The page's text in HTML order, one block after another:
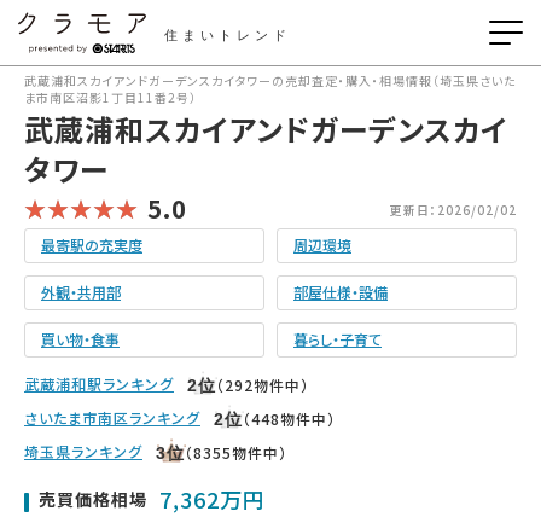
住まいトレンド
武蔵浦和スカイアンドガーデンスカイタワーの売却査定・購入・相場情報（埼玉県さいた
ま市南区沼影1丁目11番2号）
武蔵浦和スカイアンドガーデンスカイ
タワー
5.0 更新日：2026/02/02
最寄駅の充実度 周辺環境
外観・共用部 部屋仕様・設備
買い物・食事 暮らし・子育て
武蔵浦和駅ランキング 2位（292物件中）
さいたま市南区ランキング
2位（448物件中）
埼玉県ランキング
3位（8355物件中）
売買価格相場 7,362万円